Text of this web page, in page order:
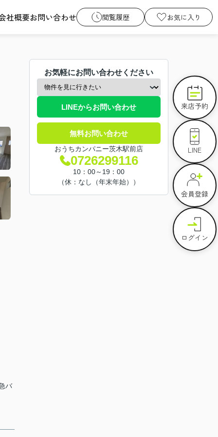
社概要お問い合わせ 閲覧履歴 お気に入り
バ
お気軽にお問い合わせください
LINEからお問い合わせ
無料お問い合わせ
おうちカンパニー茨木駅前店
0726299116
10：00～19：00
（休：なし（年末年始））
来店予約
LINE
会員登録
ログイン